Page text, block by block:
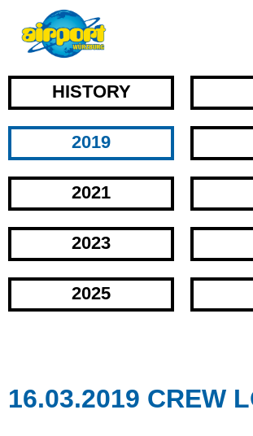
HISTORY
2019
2021
2023
2025
16.03.2019 CREW